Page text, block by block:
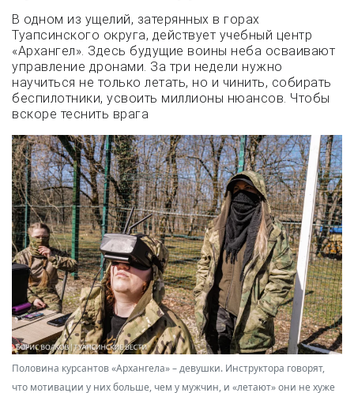
В одном из ущелий, затерянных в горах
Туапсинского округа, действует учебный центр
«Архангел». Здесь будущие воины неба осваивают
управление дронами. За три недели нужно
научиться не только летать, но и чинить, собирать
беспилотники, усвоить миллионы нюансов. Чтобы
вскоре теснить врага
Половина курсантов «Архангела» – девушки. Инструктора говорят,
что мотивации у них больше, чем у мужчин, и «летают» они не хуже